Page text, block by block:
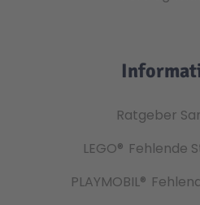
Ratgeber
LEGO® Fehlende
PLAYMOBIL®